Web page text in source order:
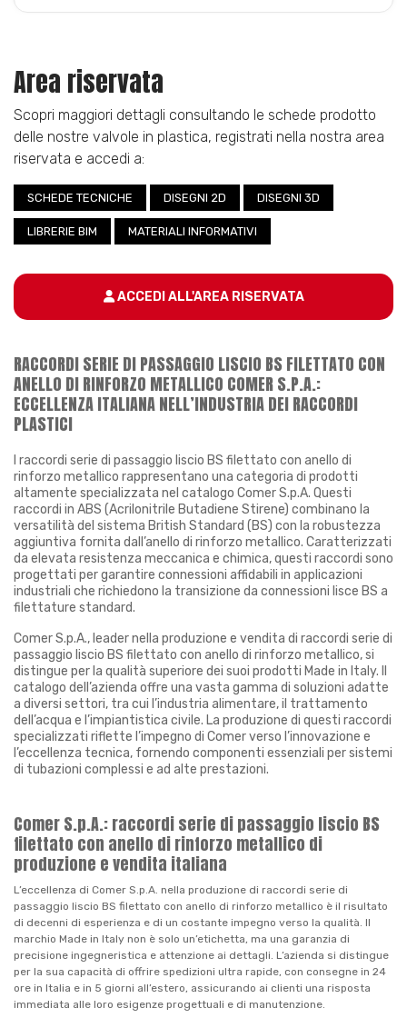
Area riservata
Scopri maggiori dettagli consultando le schede prodotto
delle nostre valvole in plastica, registrati nella nostra area
riservata e accedi a:
SCHEDE TECNICHE DISEGNI 2D DISEGNI 3D
LIBRERIE BIM MATERIALI INFORMATIVI
ACCEDI ALL'AREA RISERVATA
RACCORDI SERIE DI PASSAGGIO LISCIO BS FILETTATO CON
ANELLO DI RINFORZO METALLICO COMER S.P.A.:
ECCELLENZA ITALIANA NELL’INDUSTRIA DEI RACCORDI
PLASTICI
I raccordi serie di passaggio liscio BS filettato con anello di
rinforzo metallico rappresentano una categoria di prodotti
altamente specializzata nel catalogo Comer S.p.A. Questi
raccordi in ABS (Acrilonitrile Butadiene Stirene) combinano la
versatilità del sistema British Standard (BS) con la robustezza
aggiuntiva fornita dall’anello di rinforzo metallico. Caratterizzati
da elevata resistenza meccanica e chimica, questi raccordi sono
progettati per garantire connessioni affidabili in applicazioni
industriali che richiedono la transizione da connessioni lisce BS a
filettature standard.
Comer S.p.A., leader nella produzione e vendita di raccordi serie di
passaggio liscio BS filettato con anello di rinforzo metallico, si
distingue per la qualità superiore dei suoi prodotti Made in Italy. Il
catalogo dell’azienda offre una vasta gamma di soluzioni adatte
a diversi settori, tra cui l’industria alimentare, il trattamento
dell’acqua e l’impiantistica civile. La produzione di questi raccordi
specializzati riflette l’impegno di Comer verso l’innovazione e
l’eccellenza tecnica, fornendo componenti essenziali per sistemi
di tubazioni complessi e ad alte prestazioni.
Comer S.p.A.: raccordi serie di passaggio liscio BS
filettato con anello di rinforzo metallico di
produzione e vendita italiana
L’eccellenza di Comer S.p.A. nella produzione di raccordi serie di
passaggio liscio BS filettato con anello di rinforzo metallico è il risultato
di decenni di esperienza e di un costante impegno verso la qualità. Il
marchio Made in Italy non è solo un’etichetta, ma una garanzia di
precisione ingegneristica e attenzione ai dettagli. L’azienda si distingue
per la sua capacità di offrire spedizioni ultra rapide, con consegne in 24
ore in Italia e in 5 giorni all’estero, assicurando ai clienti una risposta
immediata alle loro esigenze progettuali e di manutenzione.